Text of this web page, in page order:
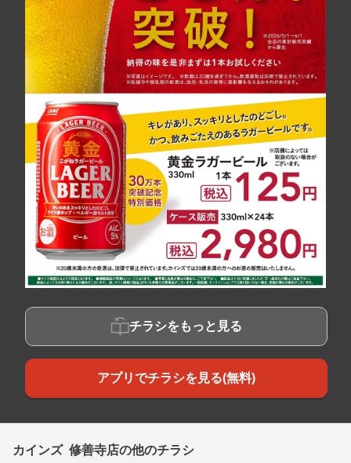
チラシをもっと見る
アプリでチラシを見る(無料)
カインズ 修善寺店の他のチラシ